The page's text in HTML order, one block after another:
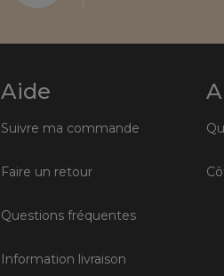
Aide
Suivre ma commande
Faire un retour
Questions fréquentes
Information livraison